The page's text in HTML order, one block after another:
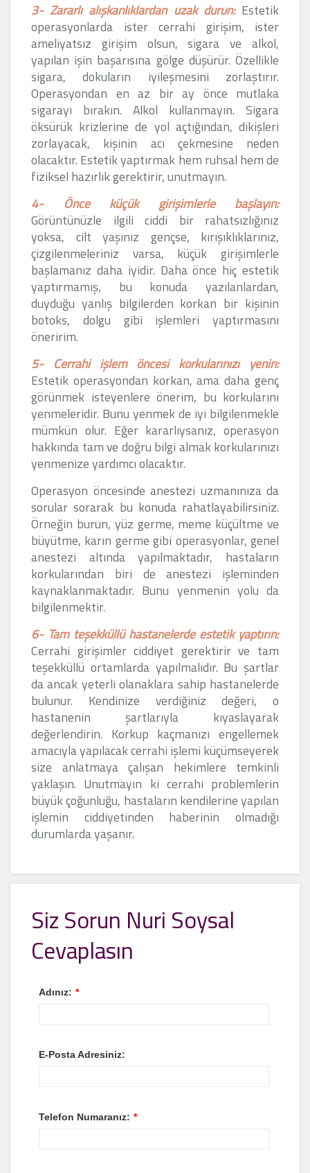
3- Zararlı alışkanlıklardan uzak durun:Estetik
operasyonlarda ister cerrahi girişim, ister
ameliyatsız girişim olsun, sigara ve alkol,
yapılan işin başarısına gölge düşürür. Özellikle
sigara, dokuların iyileşmesini zorlaştırır.
Operasyondan en az bir ay önce mutlaka
sigarayı bırakın. Alkol kullanmayın. Sigara
öksürük krizlerine de yol açtığından, dikişleri
zorlayacak, kişinin acı çekmesine neden
olacaktır. Estetik yaptırmak hem ruhsal hem de
fiziksel hazırlık gerektirir, unutmayın.
4- Önce küçük girişimlerle başlayın:
Görüntünüzle ilgili ciddi bir rahatsızlığınız
yoksa, cilt yaşınız gençse, kırışıklıklarınız,
çizgilenmeleriniz varsa, küçük girişimlerle
başlamanız daha iyidir. Daha önce hiç estetik
yaptırmamış, bu konuda yazılanlardan,
duyduğu yanlış bilgilerden korkan bir kişinin
botoks, dolgu gibi işlemleri yaptırmasını
öneririm.
5- Cerrahi işlem öncesi korkularınızı yenin:
Estetik operasyondan korkan, ama daha genç
görünmek isteyenlere önerim, bu korkularını
yenmeleridir. Bunu yenmek de iyi bilgilenmekle
mümkün olur. Eğer kararlıysanız, operasyon
hakkında tam ve doğru bilgi almak korkularınızı
yenmenize yardımcı olacaktır.
Operasyon öncesinde anestezi uzmanınıza da
sorular sorarak bu konuda rahatlayabilirsiniz.
Örneğin burun, yüz germe, meme küçültme ve
büyütme, karın germe gibi operasyonlar, genel
anestezi altında yapılmaktadır, hastaların
korkularından biri de anestezi işleminden
kaynaklanmaktadır. Bunu yenmenin yolu da
bilgilenmektir.
6- Tam teşekküllü hastanelerde estetik yaptırın:
Cerrahi girişimler ciddiyet gerektirir ve tam
teşekküllü ortamlarda yapılmalıdır. Bu şartlar
da ancak yeterli olanaklara sahip hastanelerde
bulunur. Kendinize verdiğiniz değeri, o
hastanenin şartlarıyla kıyaslayarak
değerlendirin. Korkup kaçmanızı engellemek
amacıyla yapılacak cerrahi işlemi küçümseyerek
size anlatmaya çalışan hekimlere temkinli
yaklaşın. Unutmayın ki cerrahi problemlerin
büyük çoğunluğu, hastaların kendilerine yapılan
işlemin ciddiyetinden haberinin olmadığı
durumlarda yaşanır.
Siz Sorun Nuri Soysal
Cevaplasın
Adınız: *
E-Posta Adresiniz:
Telefon Numaranız: *